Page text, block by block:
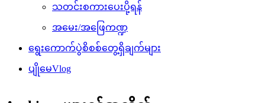
သတင်းစကားပေးပို့ရန်
အမေး/အဖြေကဏ္ဍ
ရွေးကောက်ပွဲစိစစ်တွေ့ရှိချက်များ
ပျိုမေVlog